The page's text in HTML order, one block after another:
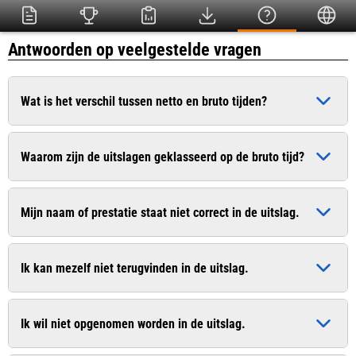
Antwoorden op veelgestelde vragen
Wat is het verschil tussen netto en bruto tijden?
De bruto tijd is de officiële tijd die ingaat op het moment dat
het startschot heeft geklonken. De netto tijd (chiptijd) is de
Waarom zijn de uitslagen geklasseerd op de bruto tijd?
Dit is conform het wedstrijdreglement van de Atletiekunie.
Bij sommige evenementen worden uitslagen van recreanten
Mijn naam of prestatie staat niet correct in de uitslag.
Geef dit door aan de organisatie. De contactgegevens vindt u
vaak op de website van de organisatie.
Ik kan mezelf niet terugvinden in de uitslag.
Geef dit door aan de organisatie. De contactgegevens vindt u
vaak op de website van de organisatie.
Ik wil niet opgenomen worden in de uitslag.